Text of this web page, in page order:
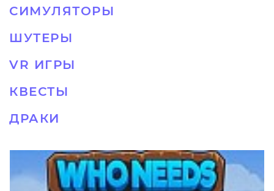
СИМУЛЯТОРЫ
ШУТЕРЫ
VR ИГРЫ
КВЕСТЫ
ДРАКИ